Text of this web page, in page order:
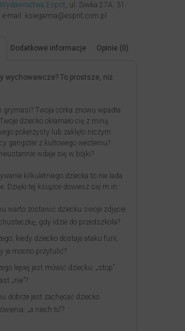
Wydawnictwa Esprit, ul. Siwka 27A, 31-
e-mail: ksiegarnia@esprit.com.pl
Dodatkowe informacje Opinie (0)
wychowawcze? To prostsze, niż
grymasi? Twoja córka znowu wpadła
dziecko okłamało cię z miną
pokerzysty lub zaklęło niczym
gangster z kultowego westernu?
wdaje się w bójki?
kilkuletniego dziecka to nie lada
Dzięki tej książce dowiesz się m.in.:
warto zostawić dziecku swoje zdjęcie
gdy idzie do przedszkola?
kiedy dziecko dostaje ataku furii,
je mocno przytulić?
lepiej jest mówić dziecku: „stop”
„nie”?
dobrze jest zachęcać dziecko
„a niech to”?